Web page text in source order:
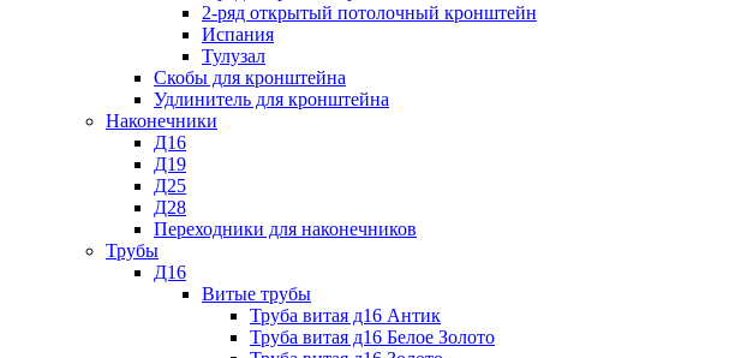
2-ряд открытый потолочный кронштейн
Испания
Тулузал
Скобы для кронштейна
Удлинитель для кронштейна
Наконечники
Д16
Д19
Д25
Д28
Переходники для наконечников
Трубы
Д16
Витые трубы
Труба витая д16 Антик
Труба витая д16 Белое Золото